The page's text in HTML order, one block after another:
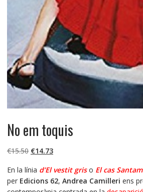
No em toquis
€15.50 El
original
era:
€14.73El
actual
es:
En la línia d’El vestit griso El cas
per Edicions 62, Andrea Camilleri ens